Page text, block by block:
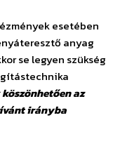
esetében
anyag
se legyen szükség
az
irányba